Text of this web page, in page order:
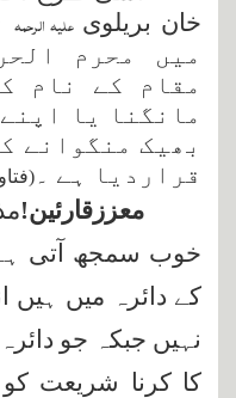
خان بریلویعلیہ الرحمہ
میں محرم
مقام کے نام
مانگنا یا
بھیک منگوانے
قراردیا ہے ۔
معززقارئین!
خوب سمجھ آتی
کے دائرہ میں ہیں
نہیں جبکہ جو
کا کرنا شریعت